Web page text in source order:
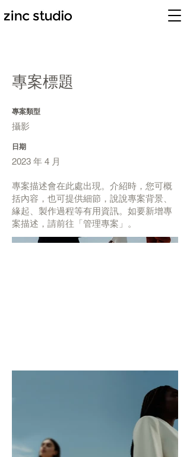
專案標題
專案類型
攝影
日期
2023 年 4 月
專案描述會在此處出現。介紹時，您可概
括內容，也可提供細節，說說專案背景、
緣起、製作過程等有用資訊。如要新增專
案描述，請前往「管理專案」。